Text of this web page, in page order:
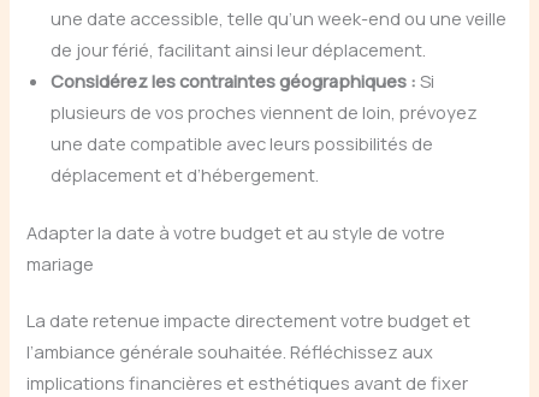
une date accessible, telle qu’un week-end ou une veille
de jour férié, facilitant ainsi leur déplacement.
Considérez les contraintes géographiques : Si
plusieurs de vos proches viennent de loin, prévoyez
une date compatible avec leurs possibilités de
déplacement et d’hébergement.
Adapter la date à votre budget et au style de votre
mariage
La date retenue impacte directement votre budget et
l’ambiance générale souhaitée. Réfléchissez aux
implications financières et esthétiques avant de fixer